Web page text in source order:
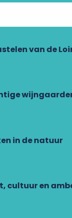
van de
in de natuur
cultuur en